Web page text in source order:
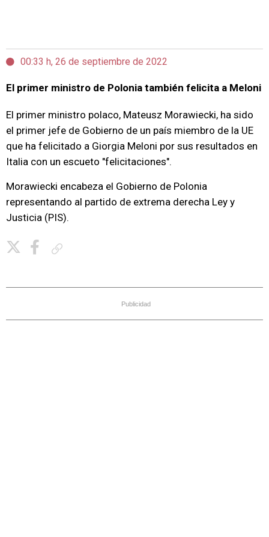
00:33 h, 26 de septiembre de 2022
El primer ministro de Polonia también felicita a Meloni
El primer ministro polaco, Mateusz Morawiecki, ha sido
el primer jefe de Gobierno de un país miembro de la UE
que ha felicitado a Giorgia Meloni por sus resultados en
Italia con un escueto "felicitaciones".
Morawiecki encabeza el Gobierno de Polonia
representando al partido de extrema derecha Ley y
Justicia (PIS).
Publicidad